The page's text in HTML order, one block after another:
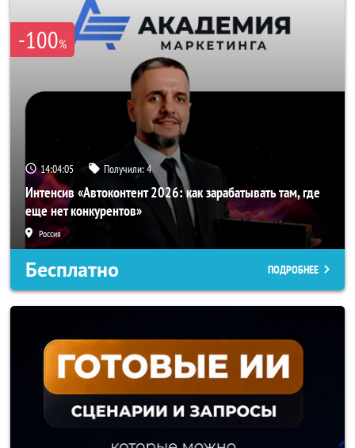
-100%
14:04:04 Получили:4
Интенсив «Автоконтент 2026: как зарабатывать там, где
еще нет конкурентов»
Россия
Бесплатно ПОДРОБНЕЕ